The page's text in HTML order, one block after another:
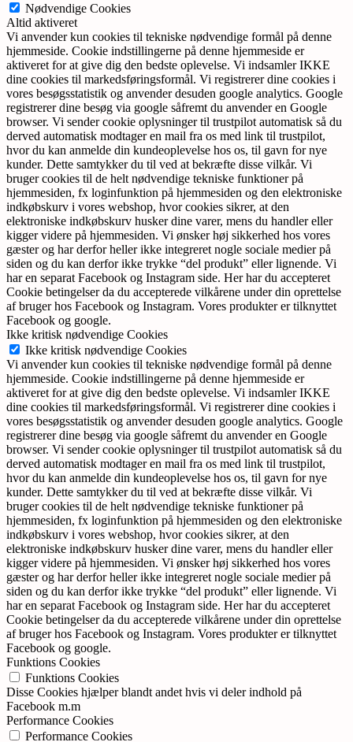
Nødvendige Cookies
Altid aktiveret
Vi anvender kun cookies til tekniske nødvendige formål på denne
hjemmeside. Cookie indstillingerne på denne hjemmeside er
aktiveret for at give dig den bedste oplevelse. Vi indsamler IKKE
dine cookies til markedsføringsformål. Vi registrerer dine cookies i
vores besøgsstatistik og anvender desuden google analytics. Google
registrerer dine besøg via google såfremt du anvender en Google
browser. Vi sender cookie oplysninger til trustpilot automatisk så du
derved automatisk modtager en mail fra os med link til trustpilot,
hvor du kan anmelde din kundeoplevelse hos os, til gavn for nye
kunder. Dette samtykker du til ved at bekræfte disse vilkår. Vi
bruger cookies til de helt nødvendige tekniske funktioner på
hjemmesiden, fx loginfunktion på hjemmesiden og den elektroniske
indkøbskurv i vores webshop, hvor cookies sikrer, at den
elektroniske indkøbskurv husker dine varer, mens du handler eller
kigger videre på hjemmesiden. Vi ønsker høj sikkerhed hos vores
gæster og har derfor heller ikke integreret nogle sociale medier på
siden og du kan derfor ikke trykke “del produkt” eller lignende. Vi
har en separat Facebook og Instagram side. Her har du accepteret
Cookie betingelser da du accepterede vilkårene under din oprettelse
af bruger hos Facebook og Instagram. Vores produkter er tilknyttet
Facebook og google.
Ikke kritisk nødvendige Cookies
Ikke kritisk nødvendige Cookies
Vi anvender kun cookies til tekniske nødvendige formål på denne
hjemmeside. Cookie indstillingerne på denne hjemmeside er
aktiveret for at give dig den bedste oplevelse. Vi indsamler IKKE
dine cookies til markedsføringsformål. Vi registrerer dine cookies i
vores besøgsstatistik og anvender desuden google analytics. Google
registrerer dine besøg via google såfremt du anvender en Google
browser. Vi sender cookie oplysninger til trustpilot automatisk så du
derved automatisk modtager en mail fra os med link til trustpilot,
hvor du kan anmelde din kundeoplevelse hos os, til gavn for nye
kunder. Dette samtykker du til ved at bekræfte disse vilkår. Vi
bruger cookies til de helt nødvendige tekniske funktioner på
hjemmesiden, fx loginfunktion på hjemmesiden og den elektroniske
indkøbskurv i vores webshop, hvor cookies sikrer, at den
elektroniske indkøbskurv husker dine varer, mens du handler eller
kigger videre på hjemmesiden. Vi ønsker høj sikkerhed hos vores
gæster og har derfor heller ikke integreret nogle sociale medier på
siden og du kan derfor ikke trykke “del produkt” eller lignende. Vi
har en separat Facebook og Instagram side. Her har du accepteret
Cookie betingelser da du accepterede vilkårene under din oprettelse
af bruger hos Facebook og Instagram. Vores produkter er tilknyttet
Facebook og google.
Funktions Cookies
Funktions Cookies
Disse Cookies hjælper blandt andet hvis vi deler indhold på
Facebook m.m
Performance Cookies
Performance Cookies